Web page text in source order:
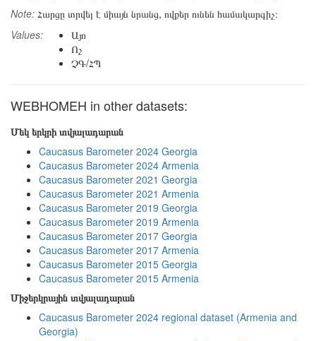
Note: Հարցը տրվել է միայն նրանց, ովքեր ունեն համակարգիչ։
Values:
Այո
Ոչ
ՉԳ/ՀՊ
WEBHOMEH in other datasets:
Մեկ երկրի տվյալադարան
Caucasus Barometer 2024 Georgia
Caucasus Barometer 2024 Armenia
Caucasus Barometer 2021 Georgia
Caucasus Barometer 2021 Armenia
Caucasus Barometer 2019 Georgia
Caucasus Barometer 2019 Armenia
Caucasus Barometer 2017 Georgia
Caucasus Barometer 2017 Armenia
Caucasus Barometer 2015 Georgia
Caucasus Barometer 2015 Armenia
Միջերկրային տվյալադարան
Caucasus Barometer 2024 regional dataset (Armenia and
Georgia)